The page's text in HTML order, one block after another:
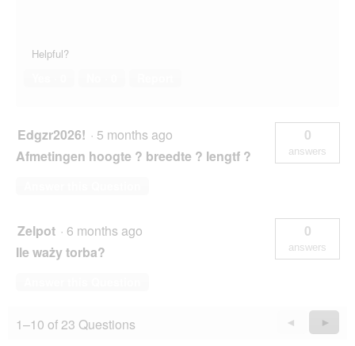
Helpful?
Edgzr2026! · 5 months ago
Afmetingen hoogte ? breedte ? lengtf ?
0
answers
Zelpot · 6 months ago
Ile waży torba?
0
answers
1–10 of 23 Questions
Previous
Questions
◄
Next
►